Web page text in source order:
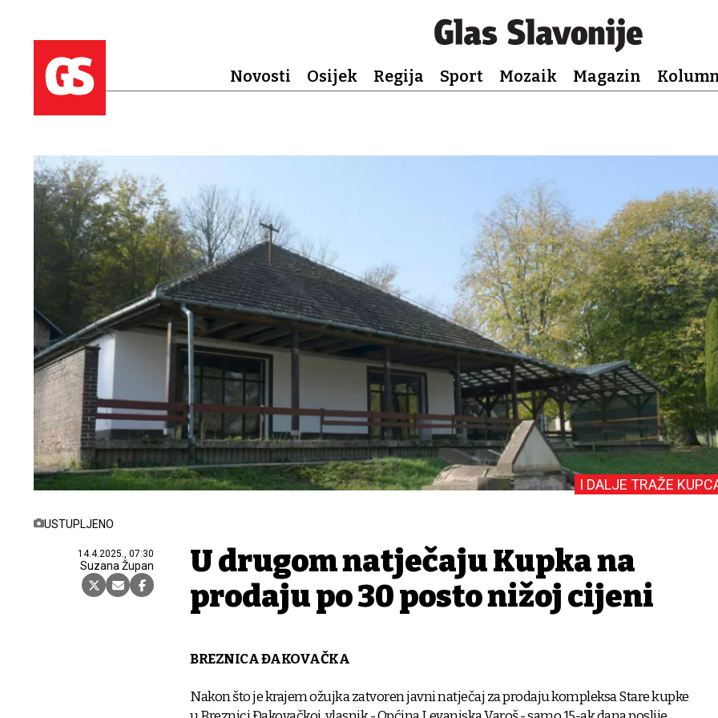
Novosti Osijek Regija Sport Mozaik Magazin
USTUPLJENO
14.4.2025., 07:30
Suzana Župan
I DALJE TRAŽE
U drugom natječaju Kupka na
prodaju po 30 posto nižoj cijeni
BREZNICA ĐAKOVAČKA
Nakon što je krajem ožujka zatvoren javni natječaj za prodaju kompleksa Stare kupke